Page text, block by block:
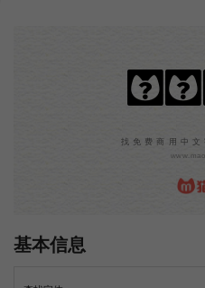
猫
找免费商用中文
基本信息